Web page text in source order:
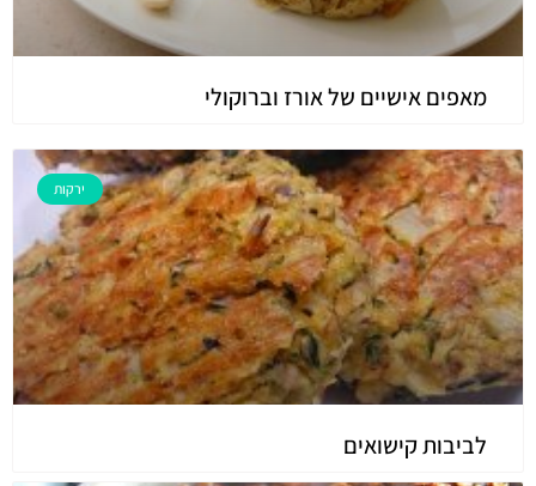
מאפים אישיים של אורז וברוקולי
ירקות
לביבות קישואים